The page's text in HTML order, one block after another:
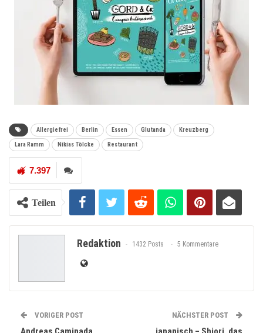
Allergiefrei Berlin Essen Glutanda Kreuzberg
Lara Ramm Nikias Tölcke Restaurant
7.397
Teilen
Redaktion 1432 Posts 5 Kommentare
VORIGER POST NÄCHSTER POST